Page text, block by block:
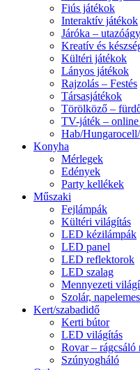
Fiús játékok
Interaktív játékok
Járóka – utazóágy
Kreatív és
Kültéri játékok
Lányos játékok
Rajzolás – Festés
Társasjátékok
Törölköző –
TV-játék –
Hab/
Konyha
Mérlegek
Edények
Party kellékek
Műszaki
Fejlámpák
Kültéri világítás
LED kézilámpák
LED panel
LED reflektorok
LED szalag
Mennyezeti
Szolár,
Kert/szabadidő
Kerti bútor
LED világítás
Rovar – rágcsáló
Szúnyogháló